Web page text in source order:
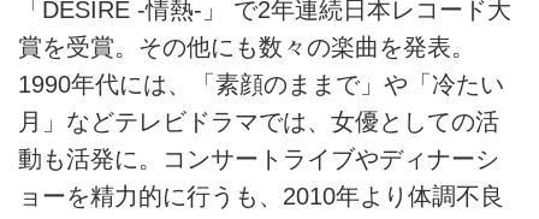
「DESIRE -情熱-」 で2年連続日本レコード大
賞を受賞。その他にも数々の楽曲を発表。
1990年代には、「素顔のままで」や「冷たい
月」などテレビドラマでは、女優としての活
動も活発に。コンサートライブやディナーシ
ョーを精力的に行うも、2010年より体調不良